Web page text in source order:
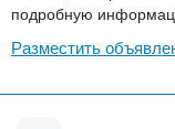
подробную
Разместить